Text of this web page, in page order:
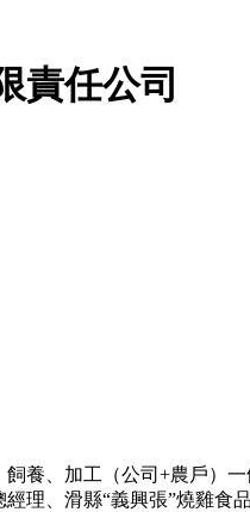
責任公司
養、加工（公司+農戶）
理、滑縣“義興張”燒雞